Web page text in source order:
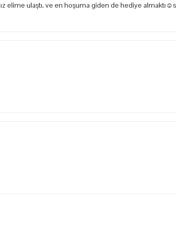
ulaştı, ve en hoşuma giden de hediye